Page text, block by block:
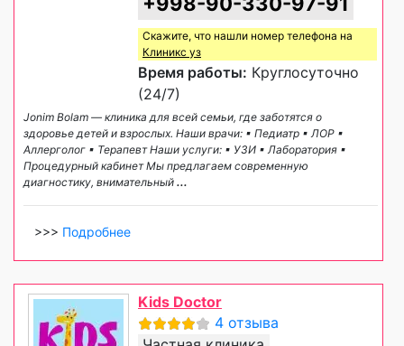
Скажите, что нашли номер телефона на
Клиникс уз
Время работы: Круглосуточно
(24/7)
Jonim Bolam — клиника для всей семьи, где заботятся о
здоровье детей и взрослых. Наши врачи: ▪ Педиатр ▪ ЛОР ▪
Аллерголог ▪ Терапевт Наши услуги: ▪ УЗИ ▪ Лаборатория ▪
Процедурный кабинет Мы предлагаем современную
диагностику, внимательный ...
>>> Подробнее
Kids Doctor
4 отзыва